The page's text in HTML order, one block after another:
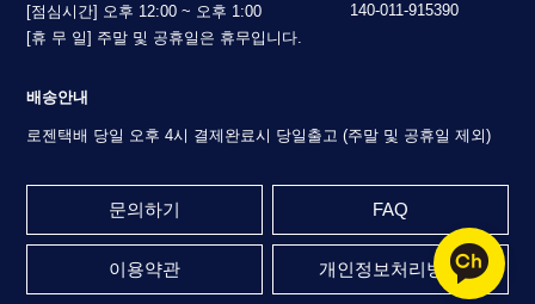
[점심시간] 오후 12:00 ~ 오후 1:00
[휴 무 일] 주말 및 공휴일은 휴무입니다.
140-011-915390
배송안내
로젠택배 당일 오후 4시 결제완료시 당일출고 (주말 및 공휴일 제외)
문의하기 FAQ
이용약관 개인정보처리방침